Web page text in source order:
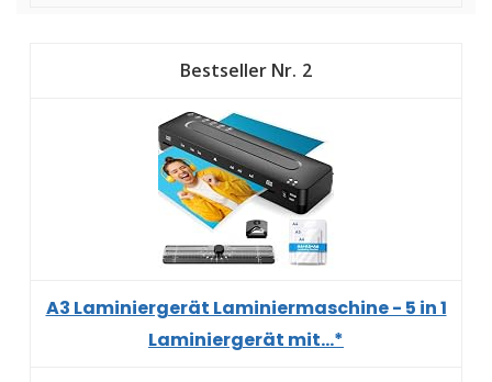
2
A3 Laminiergerät Laminiermaschine - 5 in 1
Laminiergerät mit...*